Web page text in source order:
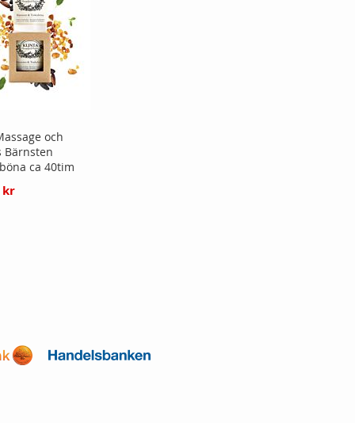
och
Bärnsten
ca 40tim
kr